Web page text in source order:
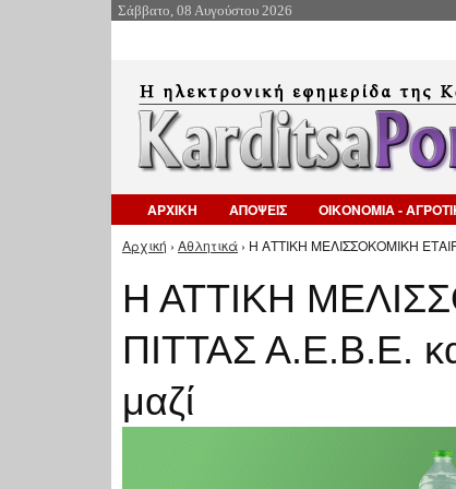
Σάββατο, 08 Αυγούστου 2026
ΑΡΧΙΚΗ ΑΠΟΨΕΙΣ ΟΙΚΟΝΟΜΙΑ -
Είστε εδώ
Αρχική › Αθλητικά › Η ΑΤΤΙΚΗ ΜΕΛΙΣΣΟΚΟΜΙΚΗ
Η ΑΤΤΙΚΗ
ΠΙΤΤΑΣ Α.Ε.Β.Ε.
μαζί